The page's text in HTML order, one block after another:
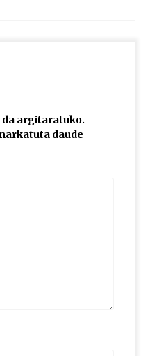
Itsas Martxa ospatuko
da argitaratuko.
daude